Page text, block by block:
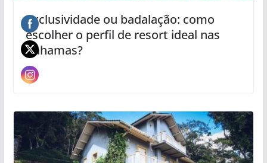
Exclusividade ou badalação: como
escolher o perfil de resort ideal nas
Bahamas?